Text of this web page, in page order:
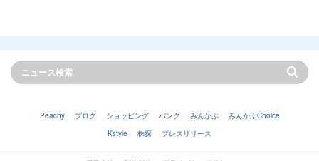
Peachy ブログ ショッピング バンク みんかぶ
みんかぶChoice
Kstyle
株探 プレスリリース